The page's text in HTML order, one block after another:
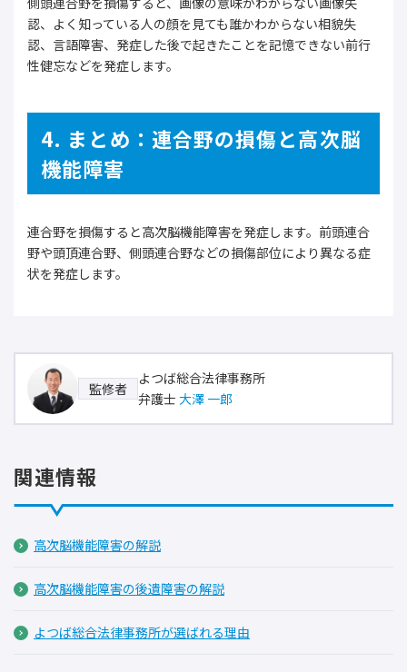
認、よく知っている人の顔を見ても誰かわからない相貌失
認、言語障害、発症した後で起きたことを記憶できない前行
性健忘などを発症します。
4. まとめ：連合野の損傷と高次脳
機能障害
連合野を損傷すると高次脳機能障害を発症します。前頭連合
野や頭頂連合野、側頭連合野などの損傷部位により異なる症
状を発症します。
監修者
よつば総合法律事務所
弁護士 大澤 一郎
関連情報
高次脳機能障害の解説
高次脳機能障害の後遺障害の解説
よつば総合法律事務所が選ばれる理由